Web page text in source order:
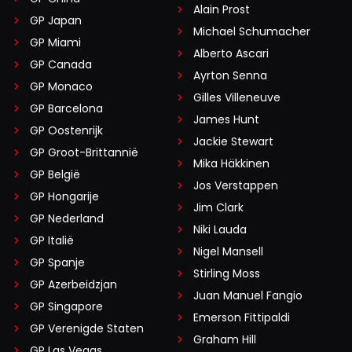
Verstappen” in op eBay en/of Marktplaats,
hoeveel 2e hands ‘meuk’ wil je hebben??
XOH-inter
PREMIUM
Het wordt tijd voor Hamilton om te stoppen. Hij kan het
niet brengen, niet het team dragen. Jammer om te zien.
Doorgaan betekent teleurstelling op teleurstelling. Hoe
je het ook bekijkt, fan of niet, dit verdient zelfs deze clown
Karrenmaar
Waarom zouden we medelijden met hem moeten
hebben?
GP Japan
GP Miami
GP Canada
GP Monaco
GP Barcelona
GP Oostenrijk
GP Groot-Brittannië
GP België
GP Hongarije
GP Nederland
GP Italië
GP Spanje
GP Azerbeidzjan
GP Singapore
GP Verenigde Staten
Alain Prost
Michael Schumacher
Alberto Ascari
Ayrton Senna
Gilles Villeneuve
James Hunt
Jackie Stewart
Mika Häkkinen
Jos Verstappen
Jim Clark
Niki Lauda
Nigel Mansell
Stirling Moss
Juan Manuel Fangio
Emerson Fittipaldi
Graham Hill